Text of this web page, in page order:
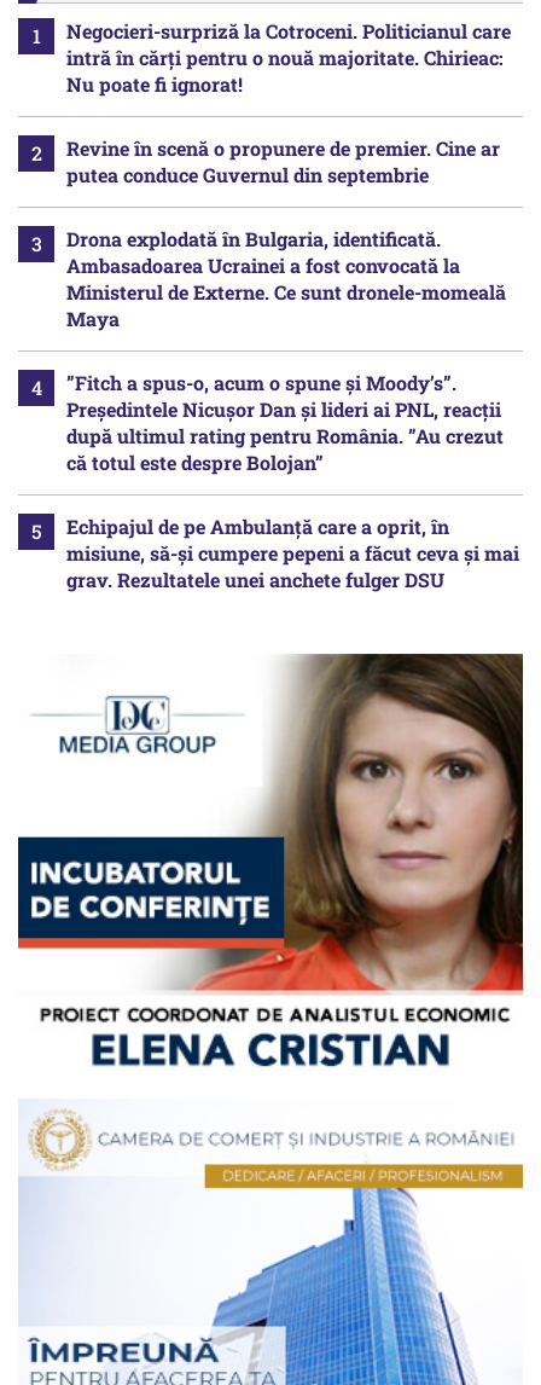
Negocieri-surpriză la Cotroceni. Politicianul care
intră în cărți pentru o nouă majoritate. Chirieac:
Nu poate fi ignorat!
Revine în scenă o propunere de premier. Cine ar
putea conduce Guvernul din septembrie
Drona explodată în Bulgaria, identificată.
Ambasadoarea Ucrainei a fost convocată la
Ministerul de Externe. Ce sunt dronele-momeală
Maya
”Fitch a spus-o, acum o spune și Moody’s”.
Președintele Nicușor Dan și lideri ai PNL, reacții
după ultimul rating pentru România. ”Au crezut
că totul este despre Bolojan”
Echipajul de pe Ambulanță care a oprit, în
misiune, să-și cumpere pepeni a făcut ceva și mai
grav. Rezultatele unei anchete fulger DSU